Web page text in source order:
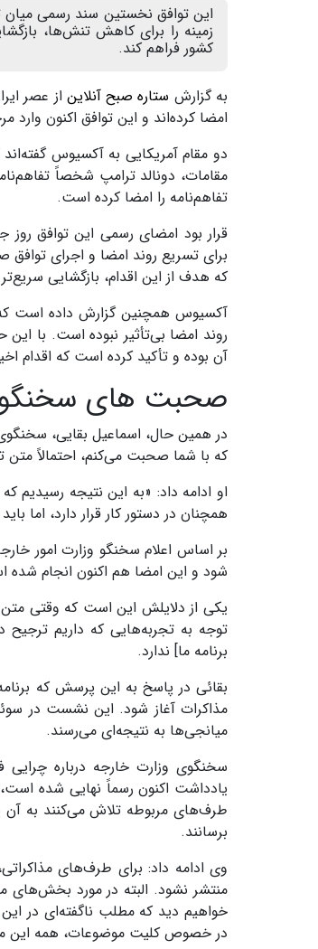
این توافق نخستین سند رسمی میان
زمینه را برای کاهش تنش‌ها،
کشور فراهم کند.
به گزارش ستاره صبح آنلاین از عصر
امضا کرده‌اند و این توافق اکنون
دو مقام آمریکایی به آکسیوس
مقامات، دونالد ترامپ شخصاً
تفاهم‌نامه را امضا کرده است.
قرار بود امضای رسمی این توافق روز
برای تسریع روند امضا و اجرای
که هدف از این اقدام، بازگشایی
آکسیوس همچنین گزارش داده است که
روند امضا بی‌تأثیر نبوده است. با
آن بوده و تأکید کرده است که اقدام
صحبت های سخنگو
در همین حال، اسماعیل بقایی،
که با شما صحبت می‌کنم، احتمالاً متن
او ادامه داد: «به این نتیجه رسیدیم
همچنان در دستور کار قرار دارد، اما
بر اساس اعلام سخنگو وزارت امور
شود و این امضا هم اکنون انجام شده
یکی از دلایلش این است که وقتی متن
توجه به تجربه‌هایی که داریم
برنامه ما] ندارد.
بقائی در پاسخ به این پرسش که
مذاکرات آغاز شود. این نشست در
میانجی‌ها به نتیجه‌ای می‌رسند.
سخنگوی وزارت خارجه درباره
یادداشت اکنون رسماً نهایی شده
طرف‌های مربوطه تلاش می‌کنند به آن
برسانند.
وی ادامه داد: برای طرف‌های
منتشر نشود. البته در مورد بخش‌های
خواهیم دید که مطلب ناگفته‌ای در
در خصوص کلیت موضوعات، همه این